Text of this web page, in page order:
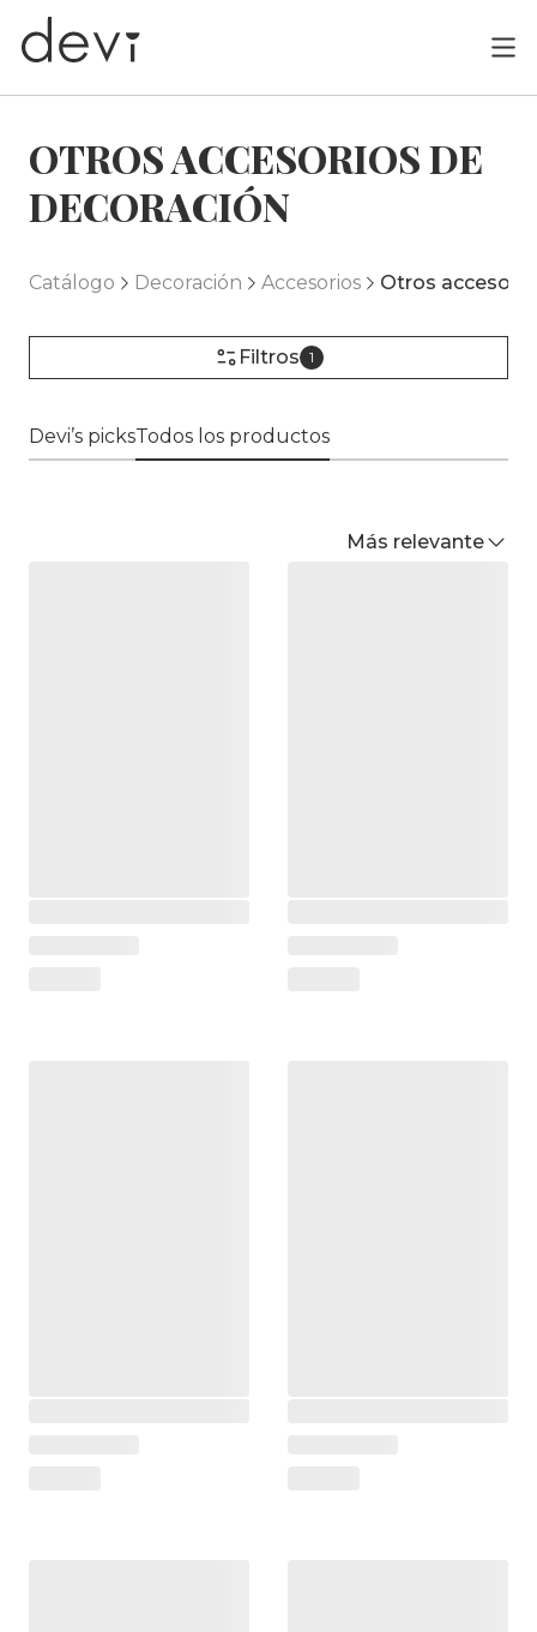
OTROS ACCESORIOS DE
DECORACIÓN
Catálogo Decoración Accesorios Otros
Filtros 1
Devi’s picksTodos los productos
Más relevante